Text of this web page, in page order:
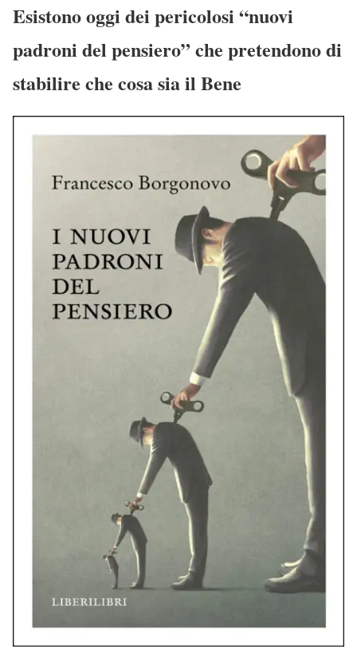
Esistono oggi dei pericolosi “nuovi
padroni del pensiero” che pretendono di
stabilire che cosa sia il Bene